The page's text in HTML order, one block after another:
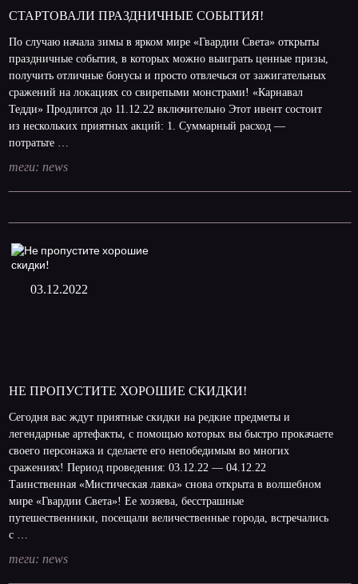
СТАРТОВАЛИ ПРАЗДНИЧНЫЕ СОБЫТИЯ!
По случаю начала зимы в ярком мире «Гвардии Света» открыты
праздничные события, в которых можно выиграть ценные призы,
получить отличные бонусы и просто отвлечься от зажигательных
сражений на локациях со свирепыми монстрами! «Карнавал
Тедди» Продлится до 11.12.22 включительно Этот ивент состоит
из нескольких приятных акций: 1. Суммарный расход —
потратьте …
теги: news
03.12.2022
НЕ ПРОПУСТИТЕ ХОРОШИЕ СКИДКИ!
Сегодня вас ждут приятные скидки на редкие предметы и
легендарные артефакты, с помощью которых вы быстро прокачаете
своего персонажа и сделаете его непобедимым во многих
сражениях! Период проведения: 03.12.22 — 04.12.22
Таинственная «Мистическая лавка» снова открыта в волшебном
мире «Гвардии Света»! Ее хозяева, бесстрашные
путешественники, посещали величественные города, встречались
с …
теги: news